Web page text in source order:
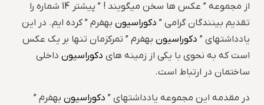
از مجموعه ” عکس ها سخن میگویند ! ” پیشتر 14 شماره را
تقدیم بینندگان گرامی ” دکوراسیون بهفرم ” کرده ایم. در این
یادداشتهای ” دکوراسیون بهفرم ” تمرکزمان تنها بر یک عکس
است که به نحوی با یکی از زمینه های دکوراسیون داخلی
ساختمان در ارتباط است.
در مقدمه این مجموعه یادداشتهای ” دکوراسیون بهفرم ”